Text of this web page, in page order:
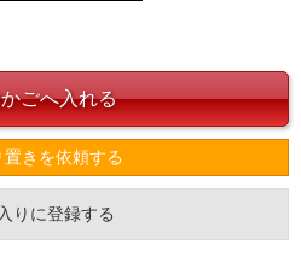
置きを依頼する
りに登録する